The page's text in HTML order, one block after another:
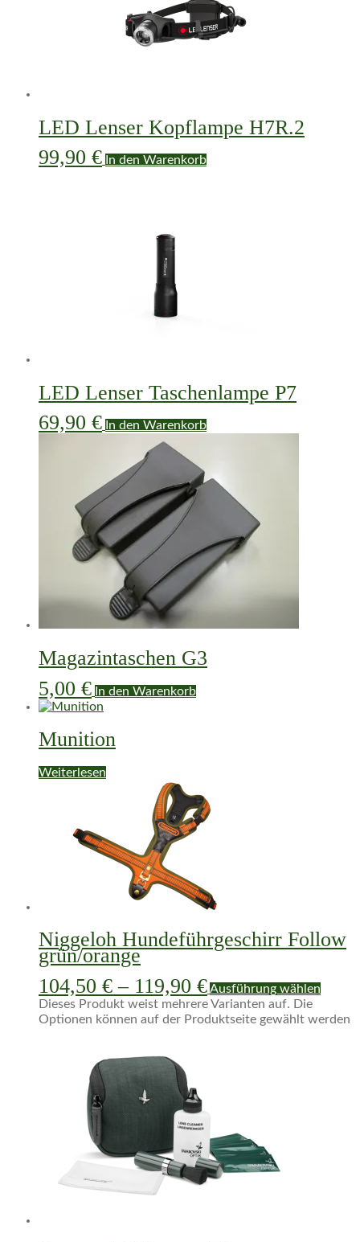
LED Lenser Kopflampe H7R.2
99,90 € In den Warenkorb
LED Lenser Taschenlampe P7
69,90 € In den Warenkorb
Magazintaschen G3
5,00 € In den Warenkorb
Munition
Weiterlesen
Niggeloh Hundeführgeschirr Follow
grün/orange
104,50 € – 119,90 €Ausführung wählen
Dieses Produkt weist mehrere Varianten auf. Die
Optionen können auf der Produktseite gewählt werden